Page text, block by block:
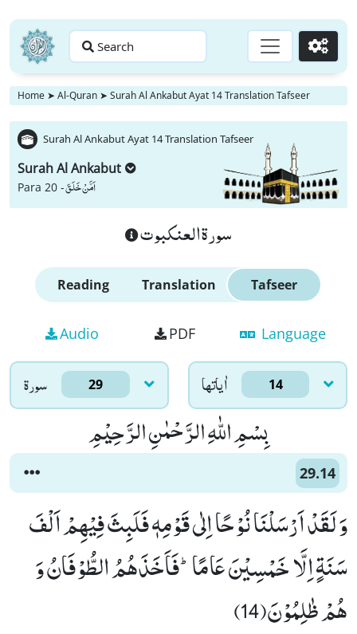
Search Go
Home ➤ Al-Quran ➤ Surah Al Ankabut Ayat 14 Translation Tafseer
Surah Al Ankabut Ayat 14 Translation Tafseer
Surah Al Ankabut
Para 20 -اَمَّنْ خَلَقَ
سورة العنكبوت
Reading Translation Tafseer
Audio PDF Language
سورۃ 29 اٰياتها 14
بِسْمِ اللّٰهِ الرَّحْمٰنِ الرَّحِیْمِ
29.14
وَ لَقَدْ اَرْسَلْنَا نُوْحًا اِلٰى قَوْمِهٖ فَلَبِثَ فِیْهِمْ اَلْفَ
سَنَةٍ اِلَّا خَمْسِیْنَ عَامًاؕ-فَاَخَذَهُمُ الطُّوْفَانُ وَ
هُمْ ظٰلِمُوْنَ(14)